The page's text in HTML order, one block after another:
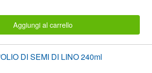
Aggiungi al carrello
DI SEMI DI LINO 240ml